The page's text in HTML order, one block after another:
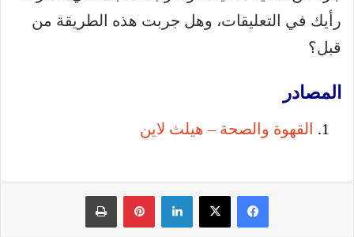
رأيك في التعليقات، وهل جربت هذه الطريقة من
قبل؟
المصادر
القهوة والصحة – هيلث لاين
فيسبوك لينكدإن بينتيريست